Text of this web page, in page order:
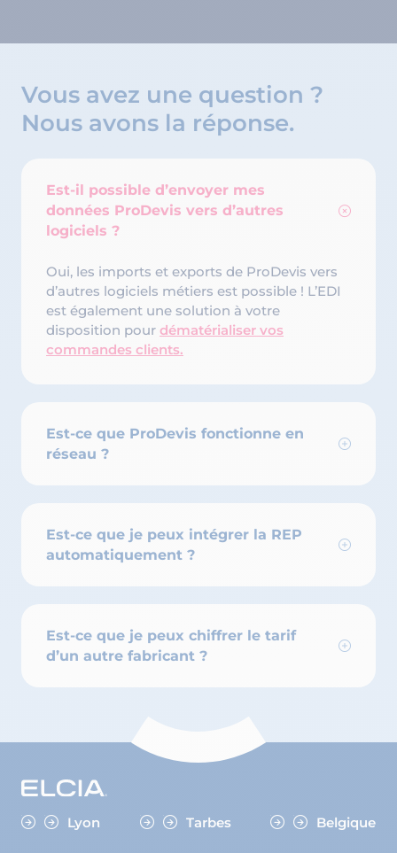
Vous avez une question ?
Nous avons la réponse.
Est-il possible d’envoyer mes
données ProDevis vers d’autres
logiciels ?
Oui, les imports et exports de ProDevis vers
d’autres logiciels métiers est possible ! L’EDI
est également une solution à votre
disposition pour dématérialiser vos
commandes clients.
Est-ce que ProDevis fonctionne en
réseau ?
Est-ce que je peux intégrer la REP
automatiquement ?
Est-ce que je peux chiffrer le tarif
d’un autre fabricant ?
Lyon Tarbes Belgique